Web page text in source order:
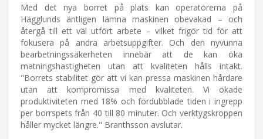
Med det nya borret på plats kan operatörerna på
Hägglunds äntligen lämna maskinen obevakad – och
återgå till ett väl utfört arbete – vilket frigör tid för att
fokusera på andra arbetsuppgifter. Och den nyvunna
bearbetningssäkerheten innebär att de kan öka
matningshastigheten utan att kvaliteten hålls intakt.
"Borrets stabilitet gör att vi kan pressa maskinen hårdare
utan att kompromissa med kvaliteten. Vi ökade
produktiviteten med 18% och fördubblade tiden i ingrepp
per borrspets från 40 till 80 minuter. Och verktygskroppen
håller mycket längre." Branthsson avslutar.